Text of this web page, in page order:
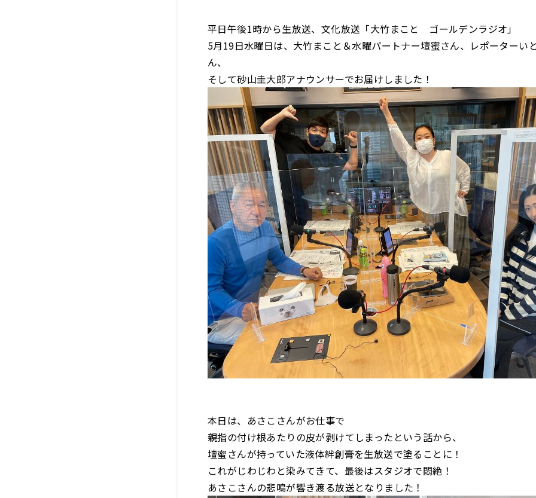
平日午後1時から生放送、文化放送「大竹まこと ゴールデンラジオ」
5月19日水曜日は、大竹まこと＆水曜パートナー壇蜜さん、レポーターい
ん、
そして砂山圭大郎アナウンサーでお届けしました！
本日は、あさこさんがお仕事で
親指の付け根あたりの皮が剥けてしまったという話から、
壇蜜さんが持っていた液体絆創膏を生放送で塗ることに！
これがじわじわと染みてきて、最後はスタジオで悶絶！
あさこさんの悲鳴が響き渡る放送となりました！